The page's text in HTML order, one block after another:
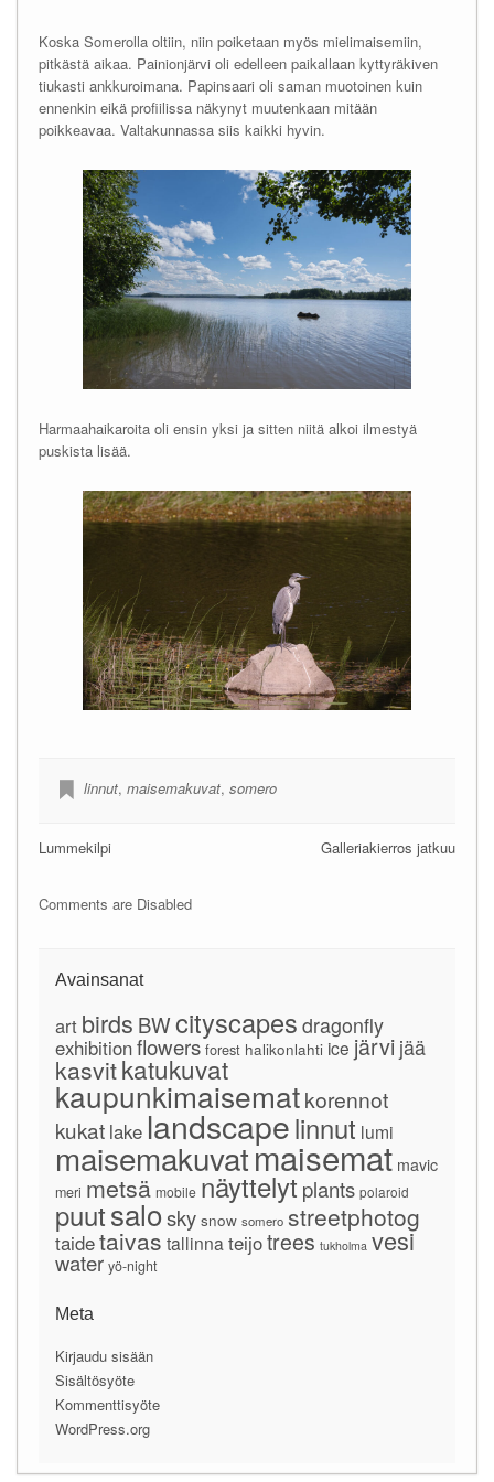
Koska Somerolla oltiin, niin poiketaan myös mielimaisemiin,
pitkästä aikaa. Painionjärvi oli edelleen paikallaan kyttyräkiven
tiukasti ankkuroimana. Papinsaari oli saman muotoinen kuin
ennenkin eikä profiilissa näkynyt muutenkaan mitään
poikkeavaa. Valtakunnassa siis kaikki hyvin.
Harmaahaikaroita oli ensin yksi ja sitten niitä alkoi ilmestyä
puskista lisää.
linnut, maisemakuvat, somero
Galleriakierros jatkuu
Lummekilpi
Comments are Disabled
Avainsanat
art birds BWcityscapes dragonfly
exhibitionflowers forest halikonlahti ice järvi jää
kasvitkatukuvat
kaupunkimaisematkorennot
kukat lake landscapelinnut lumi
maisemakuvatmaisemat mavic
meri metsä mobile näyttelyt plants polaroid
puutsalosky snow somero streetphotog
taidetaivas tallinna teijotrees tukholma vesi
water yö-night
Meta
Kirjaudu sisään
Sisältösyöte
Kommenttisyöte
WordPress.org